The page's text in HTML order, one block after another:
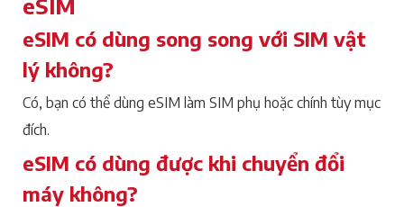
eSIM có dùng song song với SIM vật
lý không?
Có, bạn có thể dùng eSIM làm SIM phụ hoặc chính tùy mục
đích.
eSIM có dùng được khi chuyển đổi
máy không?